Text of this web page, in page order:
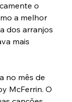
o
a melhor
dos arranjos
mais
no mês de
McFerrin. O